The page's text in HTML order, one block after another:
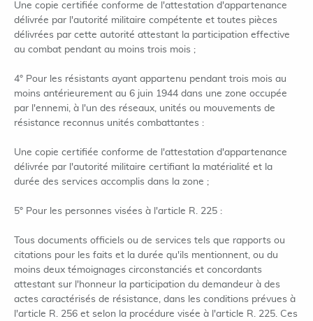
Une copie certifiée conforme de l'attestation d'appartenance
délivrée par l'autorité militaire compétente et toutes pièces
délivrées par cette autorité attestant la participation effective
au combat pendant au moins trois mois ;
4° Pour les résistants ayant appartenu pendant trois mois au
moins antérieurement au 6 juin 1944 dans une zone occupée
par l'ennemi, à l'un des réseaux, unités ou mouvements de
résistance reconnus unités combattantes :
Une copie certifiée conforme de l'attestation d'appartenance
délivrée par l'autorité militaire certifiant la matérialité et la
durée des services accomplis dans la zone ;
5° Pour les personnes visées à l'article R. 225 :
Tous documents officiels ou de services tels que rapports ou
citations pour les faits et la durée qu'ils mentionnent, ou du
moins deux témoignages circonstanciés et concordants
attestant sur l'honneur la participation du demandeur à des
actes caractérisés de résistance, dans les conditions prévues à
l'article R. 256 et selon la procédure visée à l'article R. 225. Ces